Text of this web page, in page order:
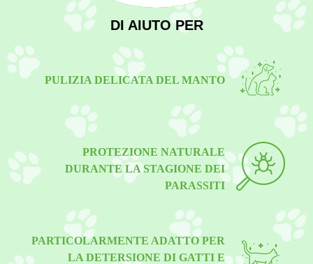
DI AIUTO PER
PULIZIA DELICATA DEL MANTO
PROTEZIONE NATURALE
DURANTE LA STAGIONE DEI
PARASSITI
PARTICOLARMENTE ADATTO PER
LA DETERSIONE DI GATTI E